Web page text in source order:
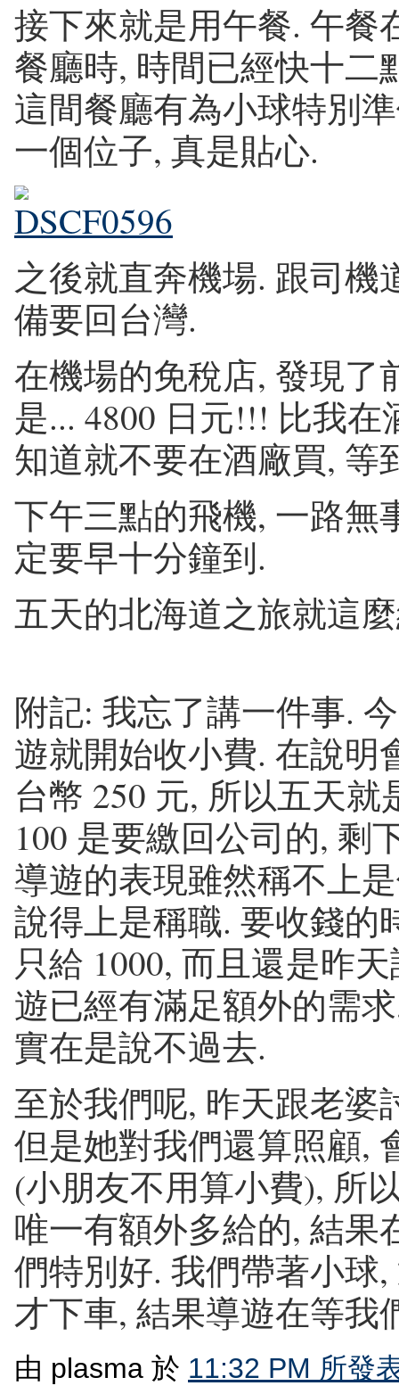
接下來就是用午餐. 午餐
餐廳時, 時間已經快十二
這間餐廳有為小球特別
一個位子, 真是貼心.
之後就直奔機場. 跟司機
備要回台灣.
在機場的免稅店, 發現了
是... 4800 日元!!! 比我
知道就不要在酒廠買, 等
下午三點的飛機, 一路無
定要早十分鐘到.
五天的北海道之旅就這
附記: 我忘了講一件事.
遊就開始收小費. 在說明
台幣 250 元, 所以五天就
100 是要繳回公司的, 剩
導遊的表現雖然稱不上
說得上是稱職. 要收錢的
只給 1000, 而且還是昨
遊已經有滿足額外的需
實在是說不過去.
至於我們呢, 昨天跟老婆
但是她對我們還算照顧,
(小朋友不用算小費), 所
唯一有額外多給的, 結果
們特別好. 我們帶著小球
才下車, 結果導遊在等我
由 plasma 於 11:32 PM 所發